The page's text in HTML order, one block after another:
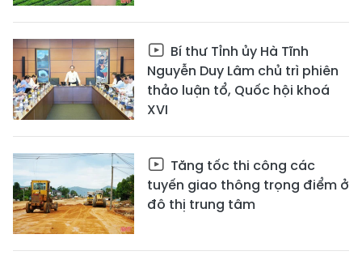
Bí thư Tỉnh ủy Hà Tĩnh
Nguyễn Duy Lâm chủ trì phiên
thảo luận tổ, Quốc hội khoá
XVI
Tăng tốc thi công các
tuyến giao thông trọng điểm ở
đô thị trung tâm